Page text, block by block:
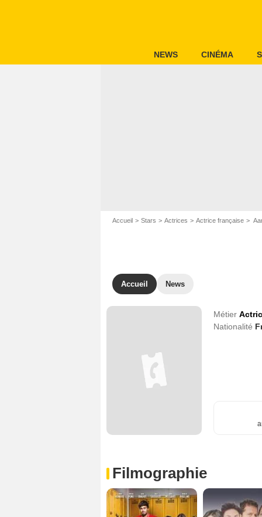
NEWS CINÉMA
Accueil Stars Actrices Actrice française
Accueil News
Métier
Nationalité
Filmographie